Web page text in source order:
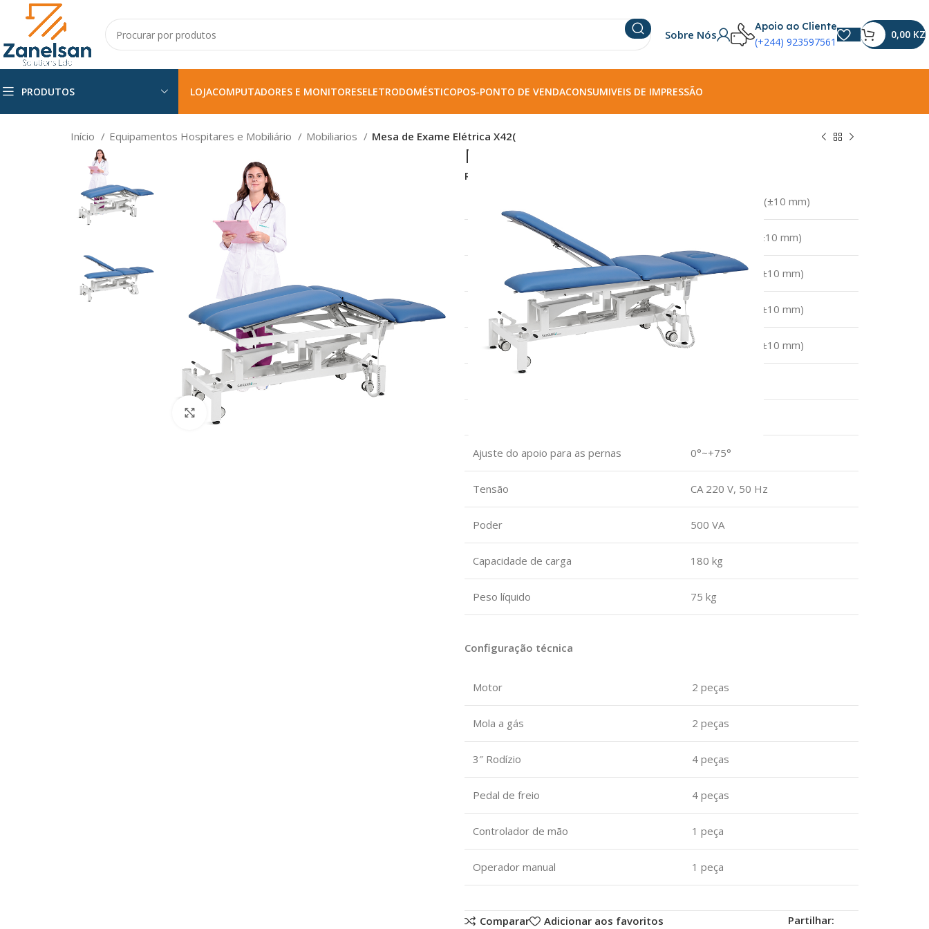
Sobre Nós
Apoio ao Cliente
(+244) 923597561
0,00 KZ
PRODUTOS LOJACOMPUTADORES E MONITORESELETRODOMÉSTICOPOS-PONTO DE VENDACONSUMIVEIS DE IMPRESSÃO
Início Equipamentos Hospitares e Mobiliário Mobiliarios Mesa de Exame Elétrica X42(
Click para aumentar
Mesa de Exame Elétrica X42(
REF:
1920×650 mm (±10 mm)
Ajuste de altura 520-960 mm (±10 mm)
Tamanho do encosto de cabeça 460×650 mm (±10 mm)
Tamanho do assento 510×650 mm (±10 mm)
Tamanho do apoio para as pernas 940×650 mm (±10 mm)
Ajuste do apoio para as pernas 0°~+75°
Tensão CA 220 V, 50 Hz
Poder 500 VA
Capacidade de carga 180 kg
Peso líquido 75 kg
Configuração técnica
Motor 2 peças
Mola a gás 2 peças
3″ Rodízio 4 peças
Pedal de freio 4 peças
Controlador de mão 1 peça
Operador manual 1 peça
Comparar Adicionar aos favoritos Partilhar: